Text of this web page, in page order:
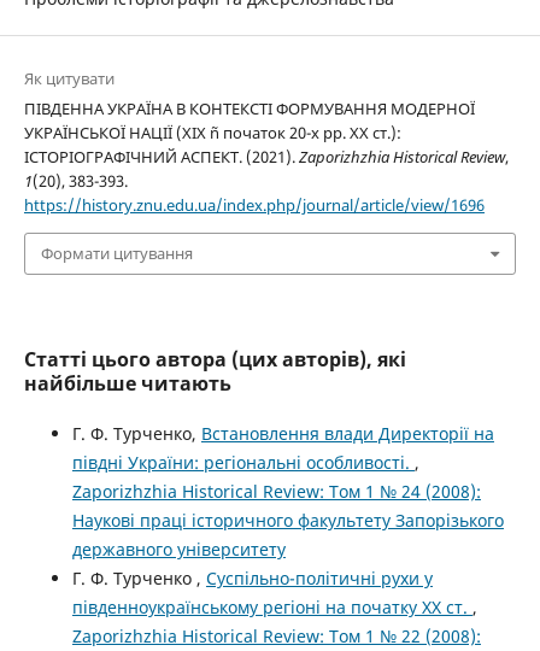
Як цитувати
ПІВДЕННА УКРАЇНА В КОНТЕКСТІ ФОРМУВАННЯ МОДЕРНОЇ
УКРАЇНСЬКОЇ НАЦІЇ (ХІХ ñ початок 20-х рр. ХХ ст.):
ІСТОРІОГРАФІЧНИЙ АСПЕКТ. (2021).Zaporizhzhia Historical Review,
1(20), 383-393.
https://history.znu.edu.ua/index.php/journal/article/view/1696
Формати цитування
Статті цього автора (цих авторів), які
найбільше читають
Г. Ф. Турченко, Встановлення влади Директорії на
півдні України: регіональні особливості. ,
Zaporizhzhia Historical Review: Том 1 № 24 (2008):
Наукові праці історичного факультету Запорізького
державного університету
Г. Ф. Турченко , Суспільно-політичні рухи у
південноукраїнському регіоні на початку ХХ ст. ,
Zaporizhzhia Historical Review: Том 1 № 22 (2008):